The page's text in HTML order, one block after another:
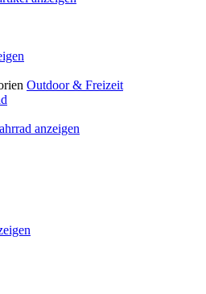
Outdoor & Freizeit
anzeigen